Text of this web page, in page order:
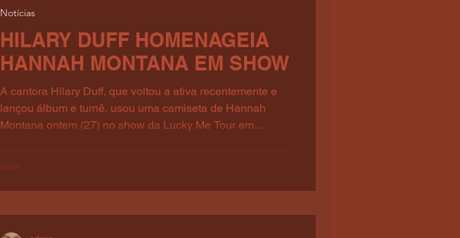
HILARY DUFF HOMENAGEIA
HANNAH MONTANA EM SHOW
A cantora Hilary Duff, que voltou a ativa recentemente e
lançou álbum e turnê, usou uma camiseta de Hannah
Montana ontem (27) no show da Lucky Me Tour em
Notícias